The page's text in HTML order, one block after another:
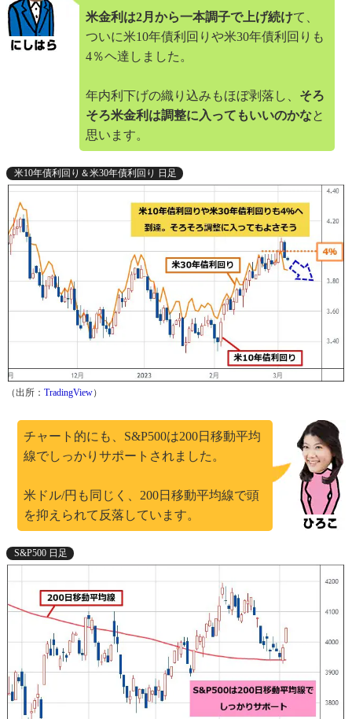
米金利は2月から一本調子で上げ続けて、
ついに米10年債利回りや米30年債利回りも
4％ヘ達しました。
年内利下げの織り込みもほぼ剥落し、 そろ
そろ米金利は調整に入ってもいいのかなと
思います。
米10年債利回り＆米30年債利回り 日足
（出所： TradingView）
チャート的にも、S&P500は200日移動平均
線でしっかりサポートされました。
米ドル/円も同じく、200日移動平均線で頭
を抑えられて反落しています。
S&P500 日足